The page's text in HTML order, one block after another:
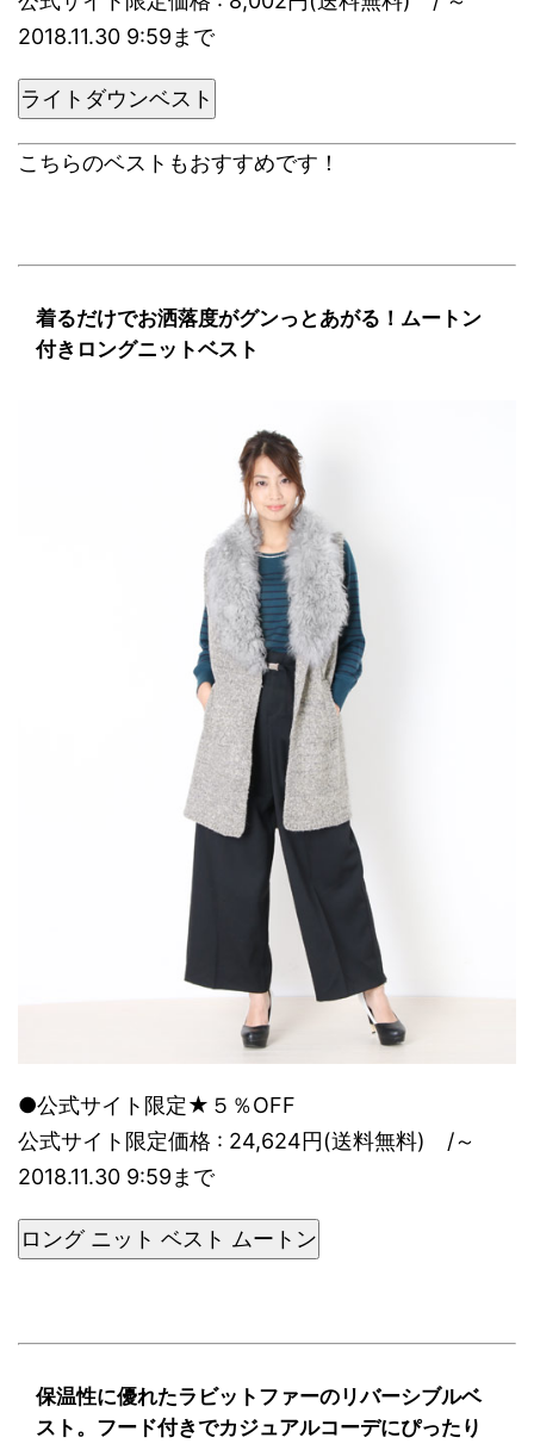
2018.11.30 9:59まで
ライトダウンベスト
こちらのベストもおすすめです！
着るだけでお洒落度がグンっとあがる！ムートン
付きロングニットベスト
●公式サイト限定★５％OFF
公式サイト限定価格 : 24,624円(送料無料) /～
2018.11.30 9:59まで
ロング ニット ベスト ムートン
保温性に優れたラビットファーのリバーシブルベ
スト。フード付きでカジュアルコーデにぴったり